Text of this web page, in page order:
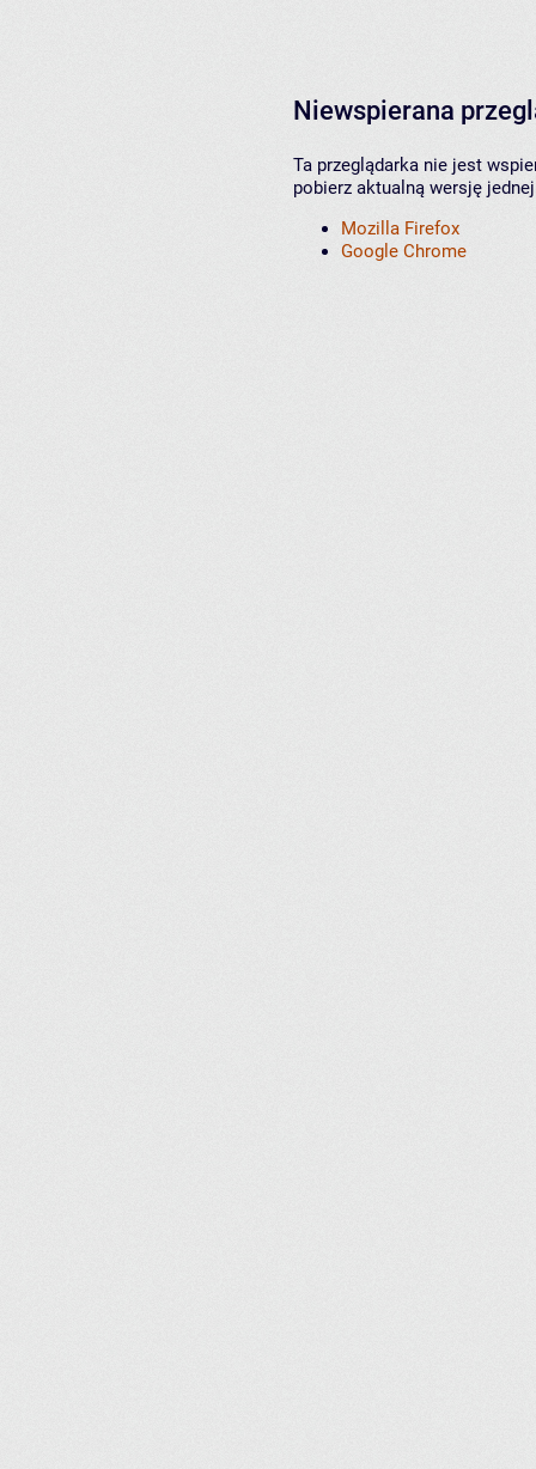
Niewspierana
Ta przeglądarka nie jest
pobierz aktualną wersję
Mozilla Firefox
Google Chrome